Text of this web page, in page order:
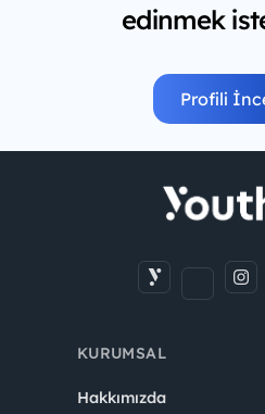
edinmek
Profili
KURUMSAL
Hakkımızda